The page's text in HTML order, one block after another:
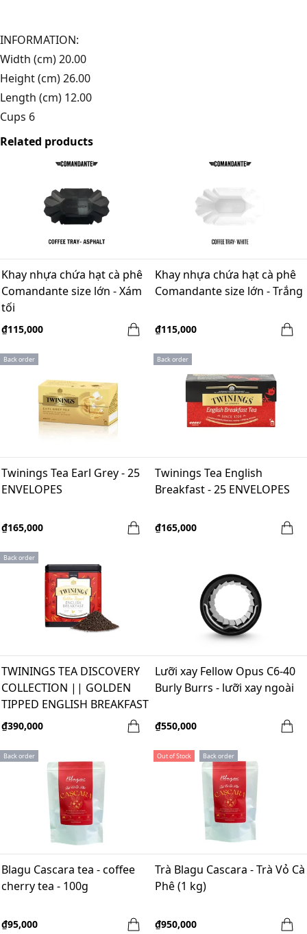
INFORMATION:
Width (cm) 20.00
Height (cm) 26.00
Length (cm) 12.00
Cups 6
Related products
Khay nhựa chứa hạt cà phê
Comandante size lớn - Xám
tối
₫115,000
Khay nhựa chứa hạt cà phê
Comandante size lớn - Trắng
₫115,000
Back order
Twinings Tea Earl Grey - 25
ENVELOPES
₫165,000
Back order
Twinings Tea English
Breakfast - 25 ENVELOPES
₫165,000
Back order
TWININGS TEA DISCOVERY
COLLECTION || GOLDEN
TIPPED ENGLISH BREAKFAST
|| 100g
₫390,000
Lưỡi xay Fellow Opus C6-40
Burly Burrs - lưỡi xay ngoài
₫550,000
Back order
Blagu Cascara tea - coffee
cherry tea - 100g
₫95,000
Out of Stock Back order
Trà Blagu Cascara - Trà Vỏ Cà
Phê (1 kg)
₫950,000